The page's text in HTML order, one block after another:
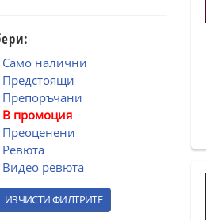
Само налични
Предстоящи
Препоръчани
В промоция
Преоценени
Ревюта
Видео ревюта
ИЗЧИСТИ ФИЛТРИТЕ